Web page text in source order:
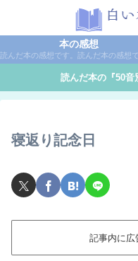
本の感想
読んだ本の『50音
寝返り記念日
記事内に広